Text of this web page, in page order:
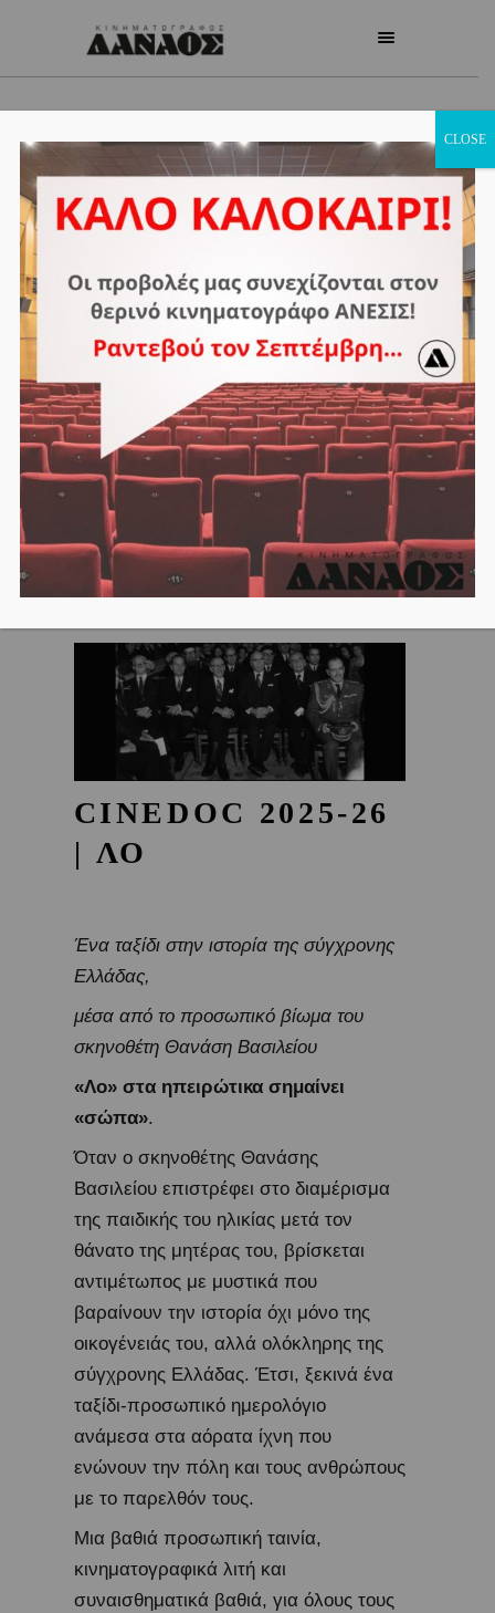
CINEDOC 2025-26
| ΛΟ
Ένα ταξίδι στην ιστορία της σύγχρονης
Ελλάδας,
μέσα από το προσωπικό βίωμα του
σκηνοθέτη Θανάση Βασιλείου
«Λο» στα ηπειρώτικα σημαίνει
«σώπα».
Όταν ο σκηνοθέτης Θανάσης
Βασιλείου επιστρέφει στο διαμέρισμα
της παιδικής του ηλικίας μετά τον
θάνατο της μητέρας του, βρίσκεται
αντιμέτωπος με μυστικά που
βαραίνουν την ιστορία όχι μόνο της
οικογένειάς του, αλλά ολόκληρης της
σύγχρονης Ελλάδας. Έτσι, ξεκινά ένα
ταξίδι-προσωπικό ημερολόγιο
ανάμεσα στα αόρατα ίχνη που
ενώνουν την πόλη και τους ανθρώπους
με το παρελθόν τους.
Μια βαθιά προσωπική ταινία,
κινηματογραφικά λιτή και
συναισθηματικά βαθιά, για όλους τους
CLOSE